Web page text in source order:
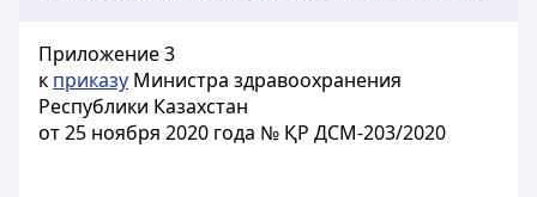
Приложение 3
к приказу Министра здравоохранения
Республики Казахстан
от 25 ноября 2020 года № ҚР ДСМ-203/2020